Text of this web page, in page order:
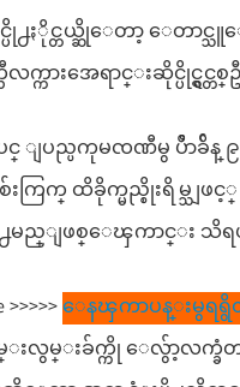
႕ႏိုင္တယ္ဆိုေတာ့ ေတာင္သူ
က္ကားအေရာင္းဆိုင္ပိုင္ရွင္
ျပည္ပကုမၸဏီမွ ပိႆာခ်ိန္
စ်းကြက္ ထိခိုက္မည္စိုးရိမ္
႕မည္ျဖစ္ေၾကာင္း သိရ
>>>>>ေနၾကာပန္းမွရရွိ
လွမ္းခ်က္ကို ေလွ်ာ့လက္ခံတယ္